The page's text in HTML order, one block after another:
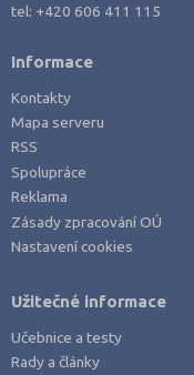
tel: +420 606 411 115
Informace
Kontakty
Mapa serveru
RSS
Spolupráce
Reklama
Zásady zpracování OÚ
Nastavení cookies
Užitečné informace
Učebnice a testy
Rady a články